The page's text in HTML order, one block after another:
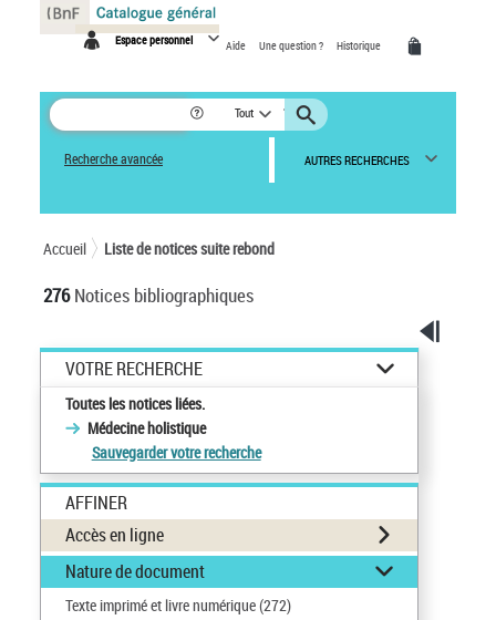
Espace personnel Aide Une question ? Historique
Tout
Recherche avancée AUTRES RECHERCHES
Accueil Liste de notices suite rebond
276Notices bibliographiques
VOTRE RECHERCHE
Toutes les notices liées.
Médecine holistique
Sauvegarder votre recherche
AFFINER
Accès en ligne
Nature de document
Texte imprimé et livre numérique(272)
Panneau de gestion des cookies